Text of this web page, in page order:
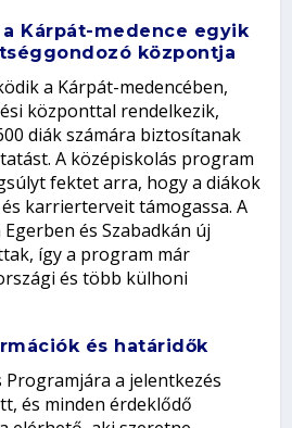
Kárpát-medence egyik
központja
a Kárpát-medencében,
központtal rendelkezik,
diák számára biztosítanak
A középiskolás program
fektet arra, hogy a diákok
karrierterveit támogassa. A
és Szabadkán új
így a program már
és több külhoni
és határidők
Programjára a jelentkezés
és minden érdeklődő